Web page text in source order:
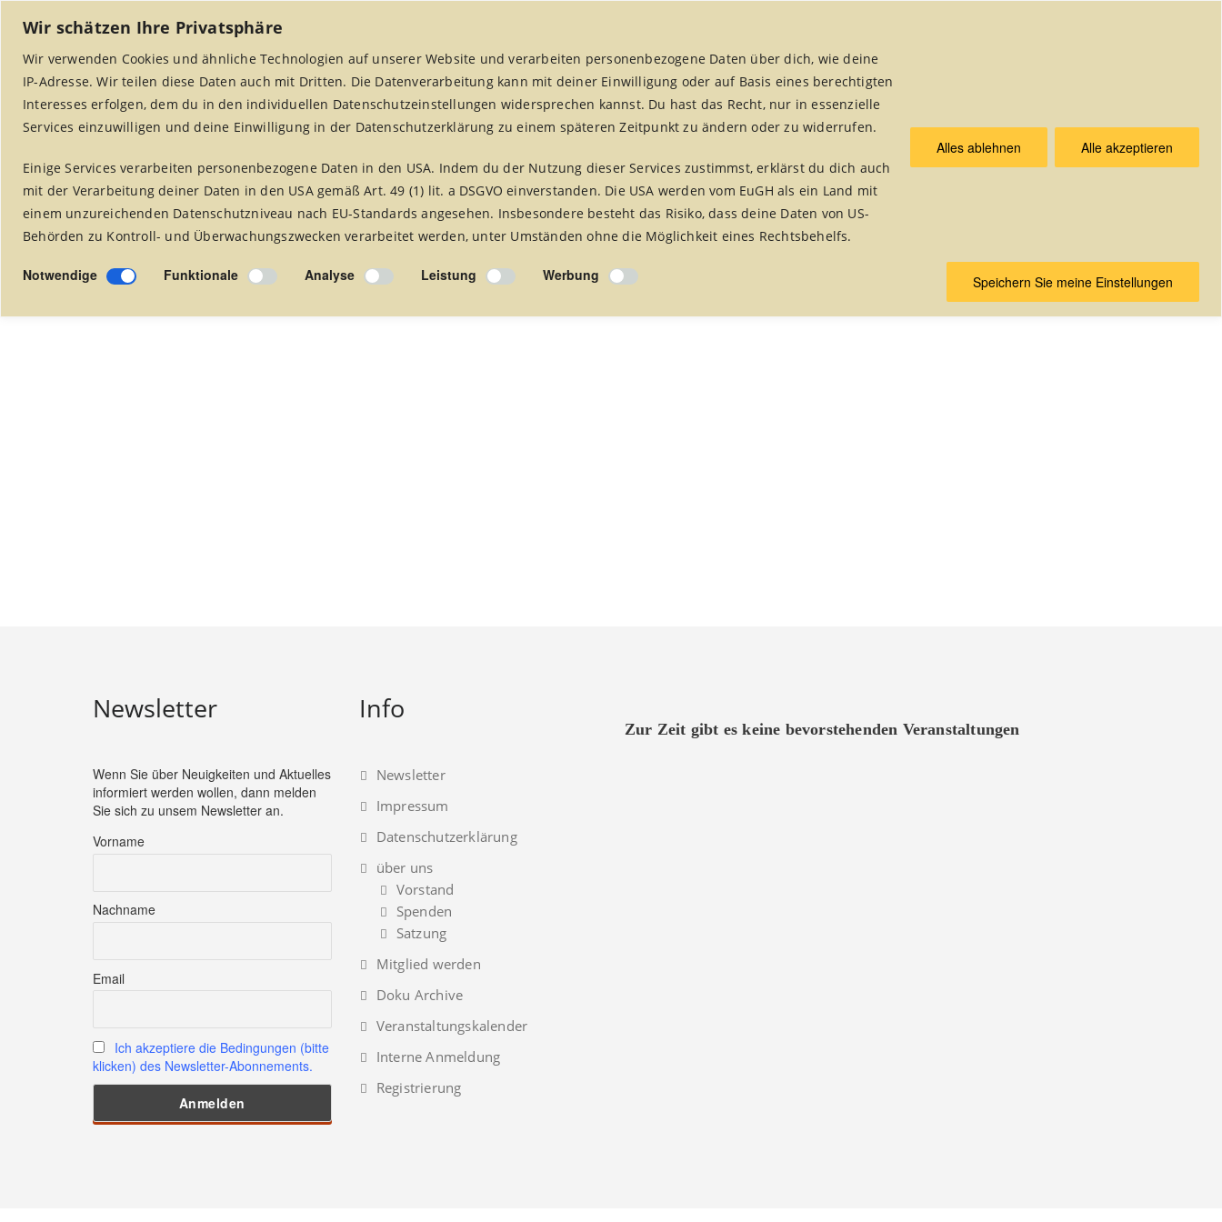
Wir schätzen Ihre Privatsphäre
Wir verwenden Cookies und ähnliche Technologien auf unserer Website und verarbeiten personenbezogene Daten über dich, wie deine
IP-Adresse. Wir teilen diese Daten auch mit Dritten. Die Datenverarbeitung kann mit deiner Einwilligung oder auf Basis eines berechtigten
Interesses erfolgen, dem du in den individuellen Datenschutzeinstellungen widersprechen kannst. Du hast das Recht, nur in essenzielle
Services einzuwilligen und deine Einwilligung in der Datenschutzerklärung zu einem späteren Zeitpunkt zu ändern oder zu widerrufen.
Einige Services verarbeiten personenbezogene Daten in den USA. Indem du der Nutzung dieser Services zustimmst, erklärst du dich auch
mit der Verarbeitung deiner Daten in den USA gemäß Art. 49 (1) lit. a DSGVO einverstanden. Die USA werden vom EuGH als ein Land mit
einem unzureichenden Datenschutzniveau nach EU-Standards angesehen. Insbesondere besteht das Risiko, dass deine Daten von US-
Behörden zu Kontroll- und Überwachungszwecken verarbeitet werden, unter Umständen ohne die Möglichkeit eines Rechtsbehelfs.
Alles ablehnen Alle akzeptieren
Notwendige Funktionale Analyse Leistung Werbung Speichern Sie meine Einstellungen
Foto Alben
Newsletter
Wenn Sie über Neuigkeiten und Aktuelles
informiert werden wollen, dann melden
Sie sich zu unsem Newsletter an.
Vorname
Nachname
Email
Ich akzeptiere die Bedingungen (bitte
klicken) des Newsletter-Abonnements.
Info
Newsletter
Impressum
Datenschutzerklärung
über uns
Vorstand
Spenden
Satzung
Mitglied werden
Doku Archive
Veranstaltungskalender
Interne Anmeldung
Registrierung
Zur Zeit gibt es keine bevorstehenden Veranstaltungen